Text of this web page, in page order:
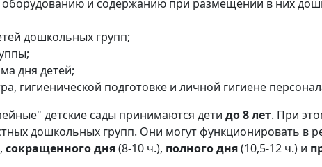
и содержанию при размещении в них
дошкольных групп;
дня детей;
гигиенической подготовке и личной гигиене
детские сады принимаются дети до 8 лет. При
дошкольных групп. Они могут функционировать в
сокращенного дня(8-10 ч.), полного дня(10,5-12 ч.) и